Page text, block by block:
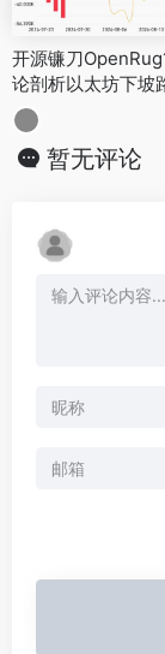
开源镰刀
论剖析以太坊下坡
暂无评论